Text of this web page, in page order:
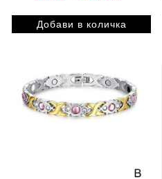
точки Премахване на
брадавици Отстраняване на